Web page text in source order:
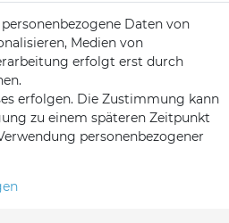
Mail:info@satshopping.de
Kopenhagenstr. 4
97424 Schweinfurt
Daten von
Medien von
erfolgt erst durch
erfolgen. Die Zustimmung kann
zu einem späteren Zeitpunkt
personenbezogener